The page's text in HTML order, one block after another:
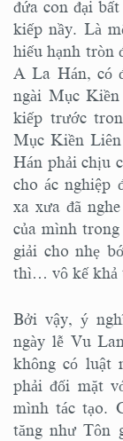
đứa con đại
kiếp nầy. Là
hiếu hạnh tròn
A La Hán, có
ngài Mục
kiếp trước
Mục Kiền
Hán phải chịu
cho ác nghiệp
xa xưa đã
của mình trong
giải cho nhẹ
thì… vô kế khả
Bởi vậy, ý
ngày lễ Vu
không có luật
phải đối mặt
mình tác tạo.
tăng như Tôn